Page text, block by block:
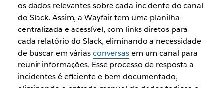
os dados relevantes sobre cada incidente do canal
do Slack. Assim, a Wayfair tem uma planilha
centralizada e acessível, com links diretos para
cada relatório do Slack, eliminando a necessidade
de buscar em váriasconversasem um canal para
reunir informações. Esse processo de resposta a
incidentes é eficiente e bem documentado,